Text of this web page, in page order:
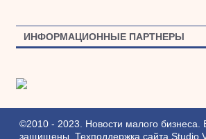
ИНФОРМАЦИОННЫЕ ПАРТНЕРЫ
©2010 - 2023. Новости малого бизнеса.
защищены. Техподдержка сайта Studio